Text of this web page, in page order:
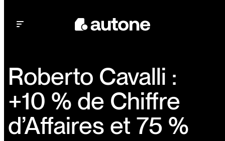
Open main menu
Roberto Cavalli :
+10 % de Chiffre
d’Affaires et 75 %